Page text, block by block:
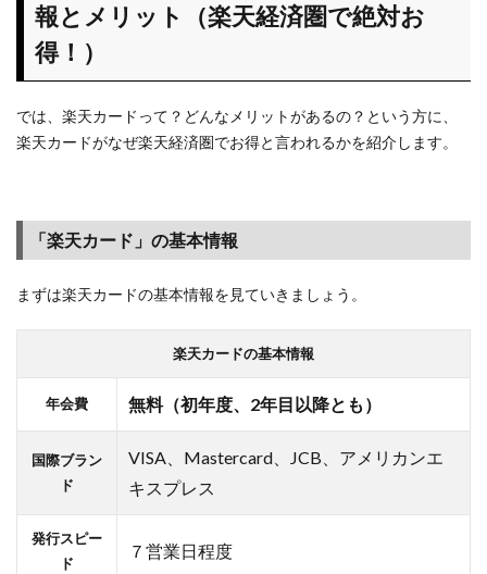
報とメリット（楽天経済圏で絶対お
得！）
では、楽天カードって？どんなメリットがあるの？という方に、
楽天カードがなぜ楽天経済圏でお得と言われるかを紹介します。
「楽天カード」の基本情報
まずは楽天カードの基本情報を見ていきましょう。
楽天カードの基本情報
年会費 無料（初年度、2年目以降とも）
国際ブラン
ド
VISA、Mastercard、JCB、アメリカンエ
キスプレス
発行スピー
ド
７営業日程度